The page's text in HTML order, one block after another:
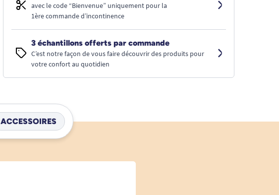
avec le code “Bienvenue” uniquement pour la
1ère commande d’incontinence
3 échantillons offerts par commande
C’est notre façon de vous faire découvrir des produits pour
votre confort au quotidien
ACCESSOIRES